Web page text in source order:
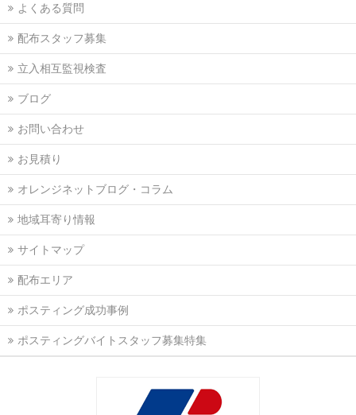
よくある質問
配布スタッフ募集
立入相互監視検査
ブログ
お問い合わせ
お見積り
オレンジネットブログ・コラム
地域耳寄り情報
サイトマップ
配布エリア
ポスティング成功事例
ポスティングバイトスタッフ募集特集